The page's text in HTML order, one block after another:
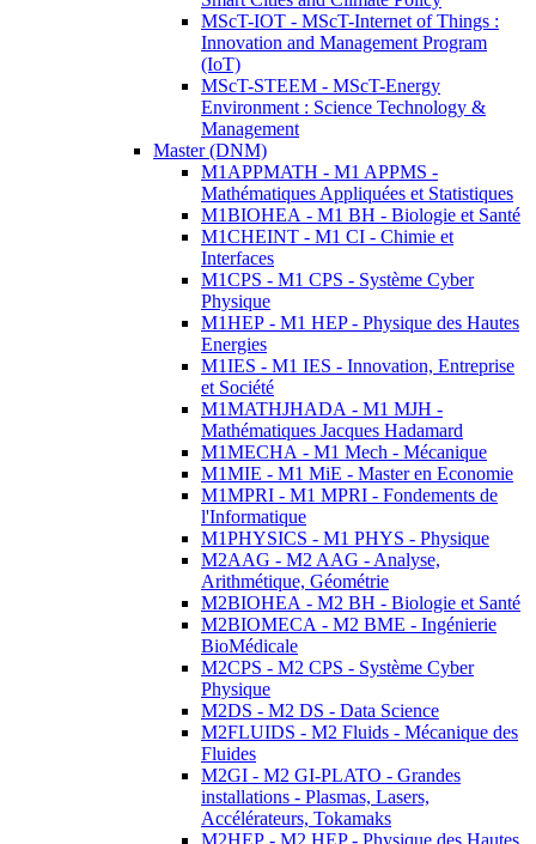
MScT-IOT - MScT-Internet of Things :
Innovation and Management Program
(IoT)
MScT-STEEM - MScT-Energy
Environment : Science Technology &
Management
Master (DNM)
M1APPMATH - M1 APPMS -
Mathématiques Appliquées et Statistiques
M1BIOHEA - M1 BH - Biologie et Santé
M1CHEINT - M1 CI - Chimie et
Interfaces
M1CPS - M1 CPS - Système Cyber
Physique
M1HEP - M1 HEP - Physique des Hautes
Energies
M1IES - M1 IES - Innovation, Entreprise
et Société
M1MATHJHADA - M1 MJH -
Mathématiques Jacques Hadamard
M1MECHA - M1 Mech - Mécanique
M1MIE - M1 MiE - Master en Economie
M1MPRI - M1 MPRI - Fondements de
l'Informatique
M1PHYSICS - M1 PHYS - Physique
M2AAG - M2 AAG - Analyse,
Arithmétique, Géométrie
M2BIOHEA - M2 BH - Biologie et Santé
M2BIOMECA - M2 BME - Ingénierie
BioMédicale
M2CPS - M2 CPS - Système Cyber
Physique
M2DS - M2 DS - Data Science
M2FLUIDS - M2 Fluids - Mécanique des
Fluides
M2GI - M2 GI-PLATO - Grandes
installations - Plasmas, Lasers,
Accélérateurs, Tokamaks
M2HEP - M2 HEP - Physique des Hautes